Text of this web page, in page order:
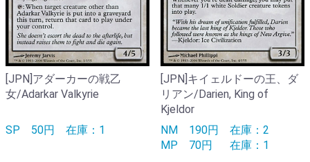
[JPN]アダーカーの戦乙
女/Adarkar Valkyrie
SP 50円 在庫：1
[JPN]キイェルドーの王、ダ
リアン/Darien, King of
Kjeldor
NM 190円 在庫：2
MP 70円 在庫：1